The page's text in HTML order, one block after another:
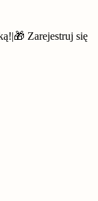
|🎁 Zarejestruj się